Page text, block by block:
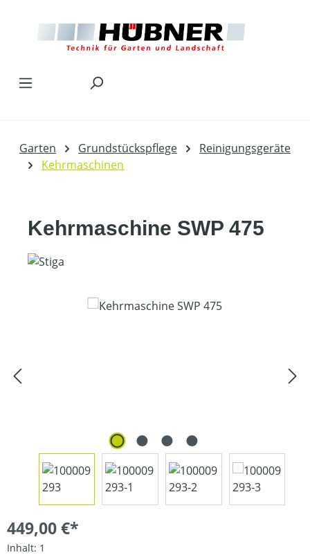
Garten Grundstückspflege
Reinigungsgeräte
Kehrmaschinen
Kehrmaschine SWP 475
Bildergalerie überspringen
449,00 €*
Inhalt: 1